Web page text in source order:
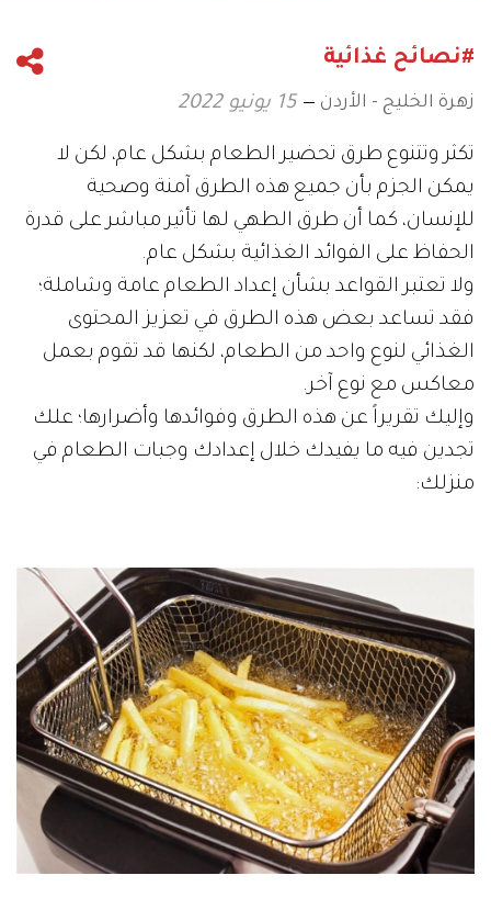
#نصائح غذائية
زهرة الخليج - الأردن 15 يونيو 2022
تكثر وتتنوع طرق تحضير الطعام بشكل عام، لكن لا
يمكن الجزم بأن جميع هذه الطرق آمنة وصحية
للإنسان، كما أن طرق الطهي لها تأثير مباشر على قدرة
الحفاظ على الفوائد الغذائية بشكل عام.
ولا تعتبر القواعد بشأن إعداد الطعام عامة وشاملة؛
فقد تساعد بعض هذه الطرق في تعزيز المحتوى
الغذائي لنوع واحد من الطعام، لكنها قد تقوم بعمل
معاكس مع نوع آخر.
وإليك تقريراً عن هذه الطرق وفوائدها وأضرارها؛ علك
تجدين فيه ما يفيدك خلال إعدادك وجبات الطعام في
منزلك: